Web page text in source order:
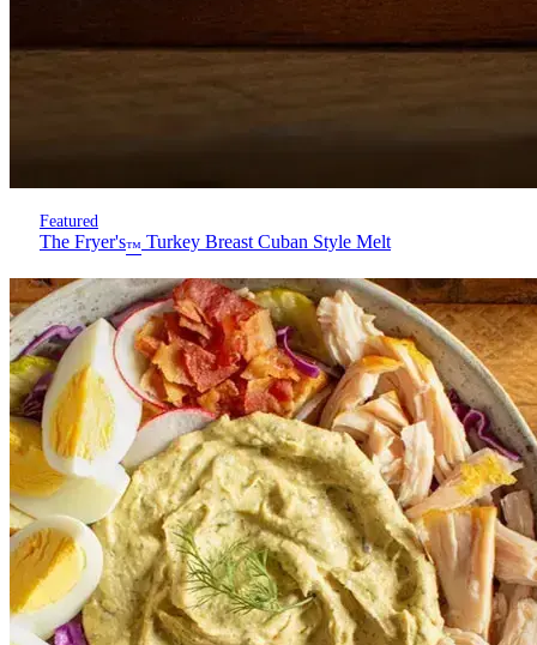
Featured
The Fryer's™ Turkey Breast Cuban Style Melt